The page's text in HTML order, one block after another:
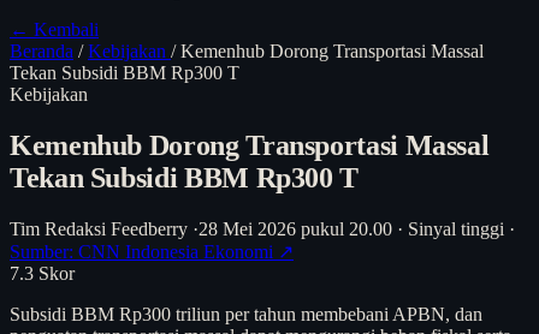
← Kembali
Beranda / Kebijakan / Kemenhub Dorong Transportasi Massal
Tekan Subsidi BBM Rp300 T
Kebijakan
Kemenhub Dorong Transportasi Massal
Tekan Subsidi BBM Rp300 T
Tim Redaksi Feedberry ·28 Mei 2026 pukul 20.00 · Sinyal tinggi ·
Sumber: CNN Indonesia Ekonomi ↗
7.3 Skor
Subsidi BBM Rp300 triliun per tahun membebani APBN, dan